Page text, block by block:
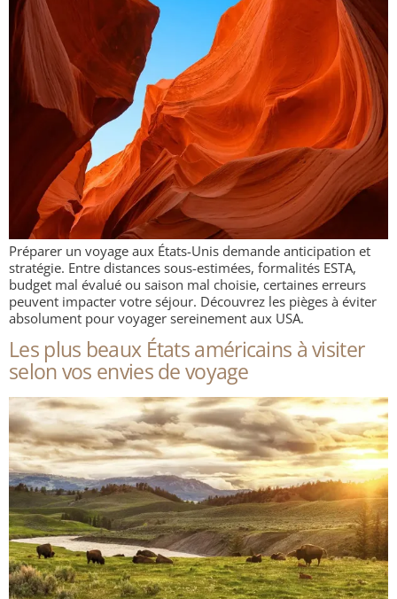
Préparer un voyage aux États-Unis demande anticipation et
stratégie. Entre distances sous-estimées, formalités ESTA,
budget mal évalué ou saison mal choisie, certaines erreurs
peuvent impacter votre séjour. Découvrez les pièges à éviter
absolument pour voyager sereinement aux USA.
Les plus beaux États américains à visiter
selon vos envies de voyage